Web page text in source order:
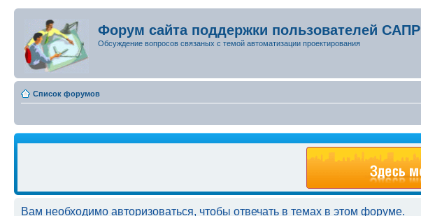
Форум сайта поддержки пользователей САПР
Обсуждение вопросов связаных с темой автоматизации проектирования
Список форумов
Вам необходимо авторизоваться, чтобы отвечать в темах в этом форуме.